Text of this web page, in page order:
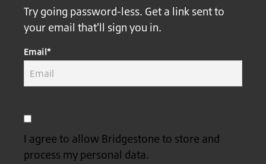
Try going password-less. Get a link sent to
your email that'll sign you in.
Email*
I agree to allow Bridgestone to store and
process my personal data.